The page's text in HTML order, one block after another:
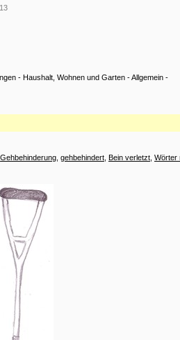
- Haushalt, Wohnen und Garten -Allgemein -
Gehbehinderung gehbehindert Bein verletzt Wörter